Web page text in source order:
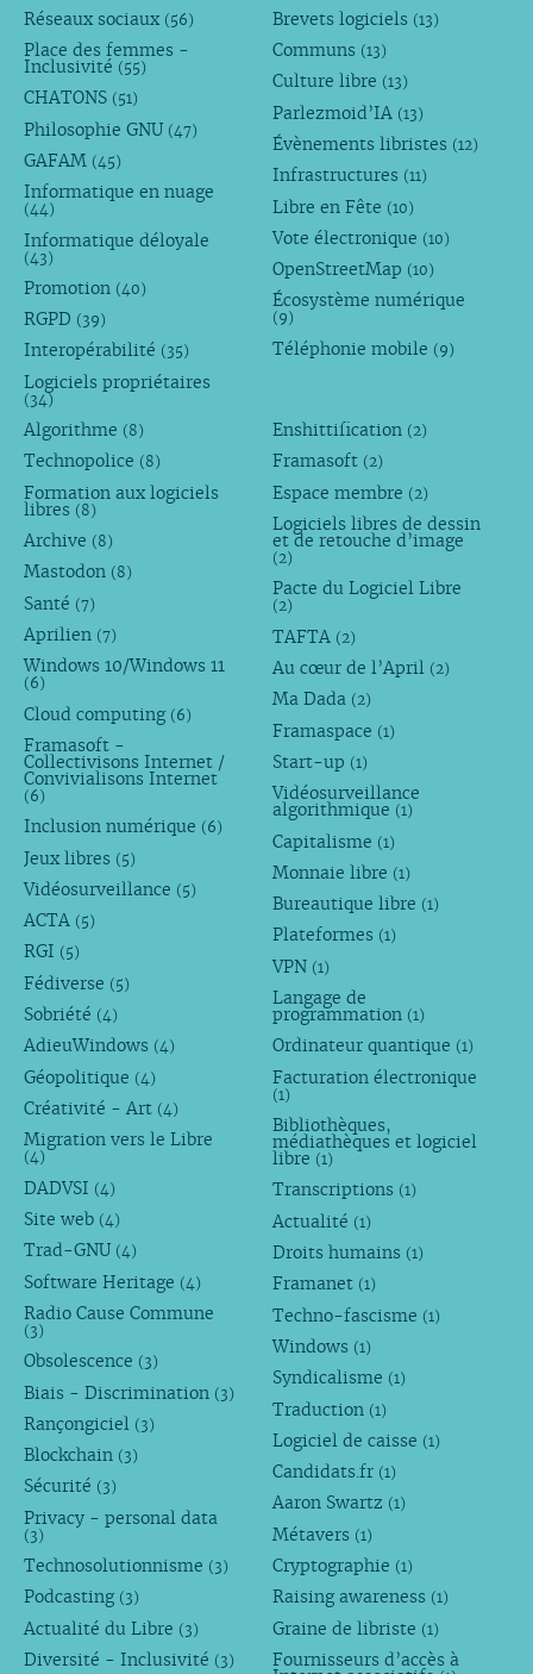
Réseaux sociaux (56)
Place des femmes -
Inclusivité (55)
CHATONS (51)
Philosophie GNU (47)
GAFAM (45)
Informatique en nuage
(44)
Informatique déloyale
(43)
Promotion (40)
RGPD (39)
Interopérabilité (35)
Logiciels propriétaires
(34)
Brevets logiciels (13)
Communs (13)
Culture libre (13)
Parlezmoid’IA (13)
Évènements libristes (12)
Infrastructures (11)
Libre en Fête (10)
Vote électronique (10)
OpenStreetMap (10)
Écosystème numérique
(9)
Téléphonie mobile (9)
Algorithme (8)
Technopolice (8)
Formation aux logiciels
libres (8)
Archive (8)
Mastodon (8)
Santé (7)
Aprilien (7)
Windows 10/Windows 11
(6)
Cloud computing (6)
Framasoft -
Collectivisons Internet /
Convivialisons Internet
(6)
Inclusion numérique (6)
Jeux libres (5)
Vidéosurveillance (5)
ACTA (5)
RGI (5)
Fédiverse (5)
Sobriété (4)
AdieuWindows (4)
Géopolitique (4)
Créativité - Art (4)
Migration vers le Libre
(4)
DADVSI (4)
Site web (4)
Trad-GNU (4)
Software Heritage (4)
Radio Cause Commune
(3)
Obsolescence (3)
Biais - Discrimination (3)
Rançongiciel (3)
Blockchain (3)
Sécurité (3)
Privacy - personal data
(3)
Technosolutionnisme (3)
Podcasting (3)
Actualité du Libre (3)
Diversité - Inclusivité (3)
Enshittification (2)
Framasoft (2)
Espace membre (2)
Logiciels libres de dessin
et de retouche d’image
(2)
Pacte du Logiciel Libre
(2)
TAFTA (2)
Au cœur de l’April (2)
Ma Dada (2)
Framaspace (1)
Start-up (1)
Vidéosurveillance
algorithmique (1)
Capitalisme (1)
Monnaie libre (1)
Bureautique libre (1)
Plateformes (1)
VPN (1)
Langage de
programmation (1)
Ordinateur quantique (1)
Facturation électronique
(1)
Bibliothèques,
médiathèques et logiciel
libre (1)
Transcriptions (1)
Actualité (1)
Droits humains (1)
Framanet (1)
Techno-fascisme (1)
Windows (1)
Syndicalisme (1)
Traduction (1)
Logiciel de caisse (1)
Candidats.fr (1)
Aaron Swartz (1)
Métavers (1)
Cryptographie (1)
Raising awareness (1)
Graine de libriste (1)
Fournisseurs d’accès à